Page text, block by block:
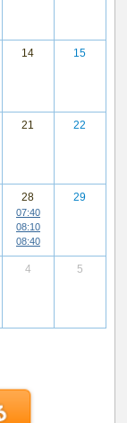
14 15
21 22
28
07:40
08:10
08:40
29
4 5